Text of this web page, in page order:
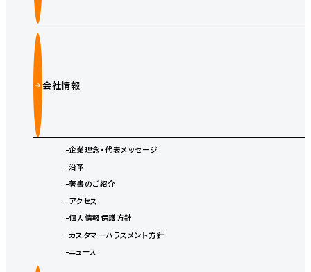
会社情報
企業理念・代表メッセージ
沿革
著書のご紹介
アクセス
個人情報保護方針
カスタマーハラスメント方針
ニュース